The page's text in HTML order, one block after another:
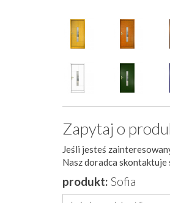
Zapytaj o
Jeśli jesteś
Nasz doradca skontaktuje
produkt: Sofia